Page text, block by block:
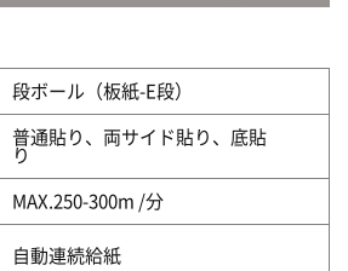
段ボール（板紙-E段）
普通貼り、両サイド貼り、底貼
り
MAX.250-300m /分
自動連続給紙